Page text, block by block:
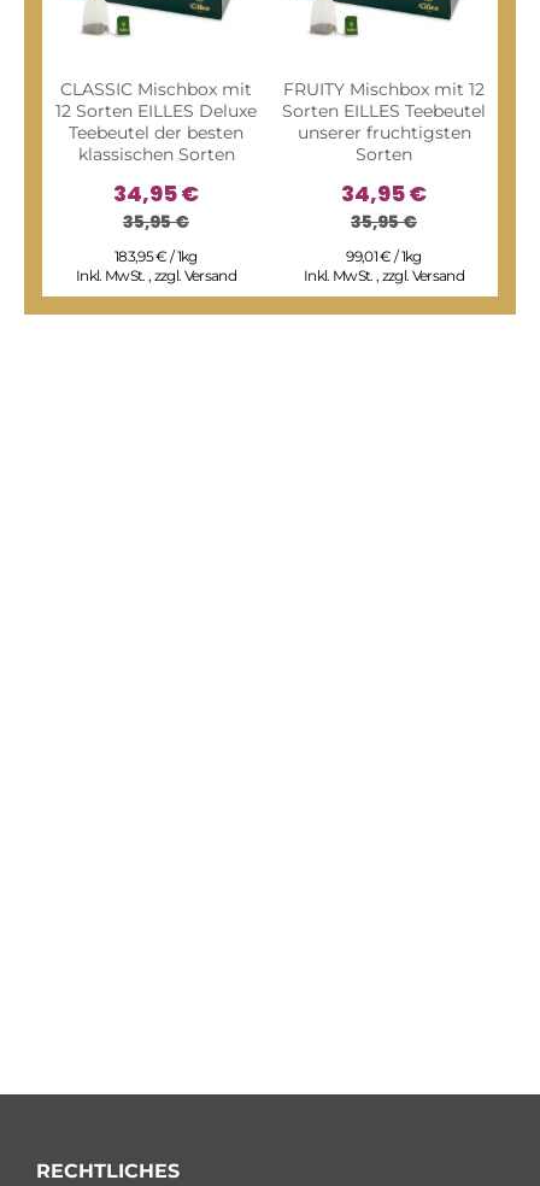
CLASSIC Mischbox mit
12 Sorten EILLES Deluxe
Teebeutel der besten
klassischen Sorten
34,95 €
35,95 €
183,95 € / 1kg
Inkl. MwSt. , zzgl. Versand
FRUITY Mischbox mit 12
Sorten EILLES Teebeutel
unserer fruchtigsten
Sorten
34,95 €
35,95 €
99,01 € / 1kg
Inkl. MwSt. , zzgl. Versand
RECHTLICHES